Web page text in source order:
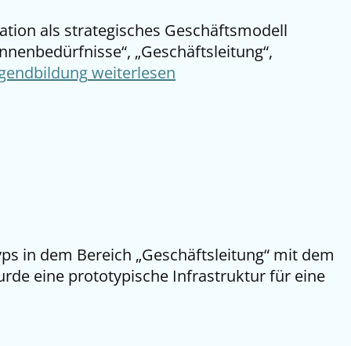
als strategisches Geschäftsmodell
„Geschäftsleitung“,
weiterlesen
in dem Bereich „Geschäftsleitung“ mit dem
eine prototypische Infrastruktur für eine